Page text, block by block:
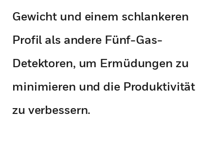
Gewicht und einem schlankeren
Profil als andere Fünf-Gas-
Detektoren, um Ermüdungen zu
minimieren und die Produktivität
zu verbessern.